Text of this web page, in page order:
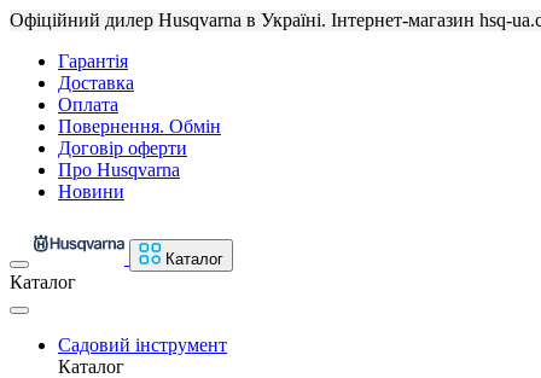
Офіційний дилер Husqvarna в Україні. Інтернет-магазин hsq-
Гарантія
Доставка
Оплата
Повернення. Обмін
Договір оферти
Про Husqvarna
Новини
Каталог
Каталог
Садовий інструмент
Каталог